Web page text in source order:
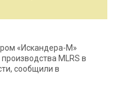
«Искандера-М»
MLRS в
сообщили в